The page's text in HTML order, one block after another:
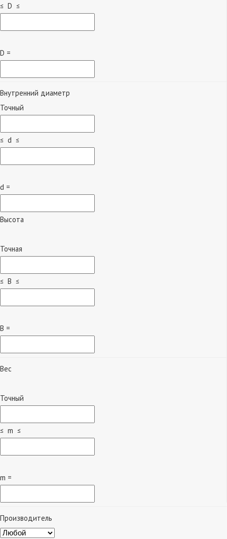
≤ D ≤
D =
Внутренний диаметр
Точный
≤ d ≤
d =
Высота
Точная
≤ B ≤
B =
Вес
Точный
≤ m ≤
m =
Производитель